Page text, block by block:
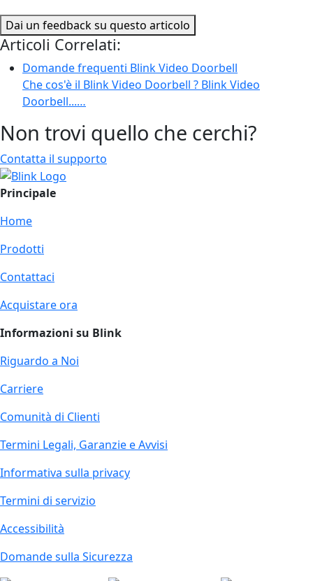
Dai un feedback su questo articolo
Articoli Correlati:
Domande frequenti Blink Video Doorbell
Che cos'è il Blink Video Doorbell ? Blink Video
Doorbell...…
Non trovi quello che cerchi?
Contatta il supporto
Principale
Home
Prodotti
Contattaci
Acquistare ora
Informazioni su Blink
Riguardo a Noi
Carriere
Comunità di Clienti
Termini Legali, Garanzie e Avvisi
Informativa sulla privacy
Termini di servizio
Accessibilità
Domande sulla Sicurezza